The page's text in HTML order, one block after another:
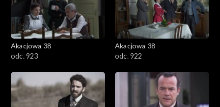
Akacjowa 38
odc. 923
Akacjowa 38
odc. 922